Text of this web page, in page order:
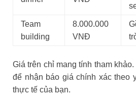
Team
building
8.000.000
VNĐ
Giá trên chỉ mang tính tham
để nhận báo giá chính xác theo
thực tế của bạn.